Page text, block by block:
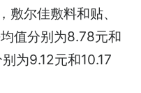
尔佳敷料和贴、
值分别为8.78元和
为9.12元和10.17